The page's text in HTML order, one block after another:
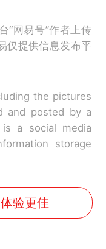
“网易号”作者上传
仅提供信息发布平
the pictures
and posted by a
a social media
storage
验更佳